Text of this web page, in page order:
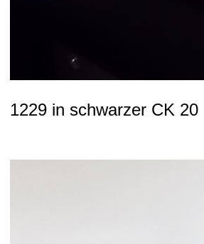
1229 in schwarzer CK